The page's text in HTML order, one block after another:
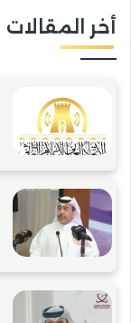
أخر المقالات